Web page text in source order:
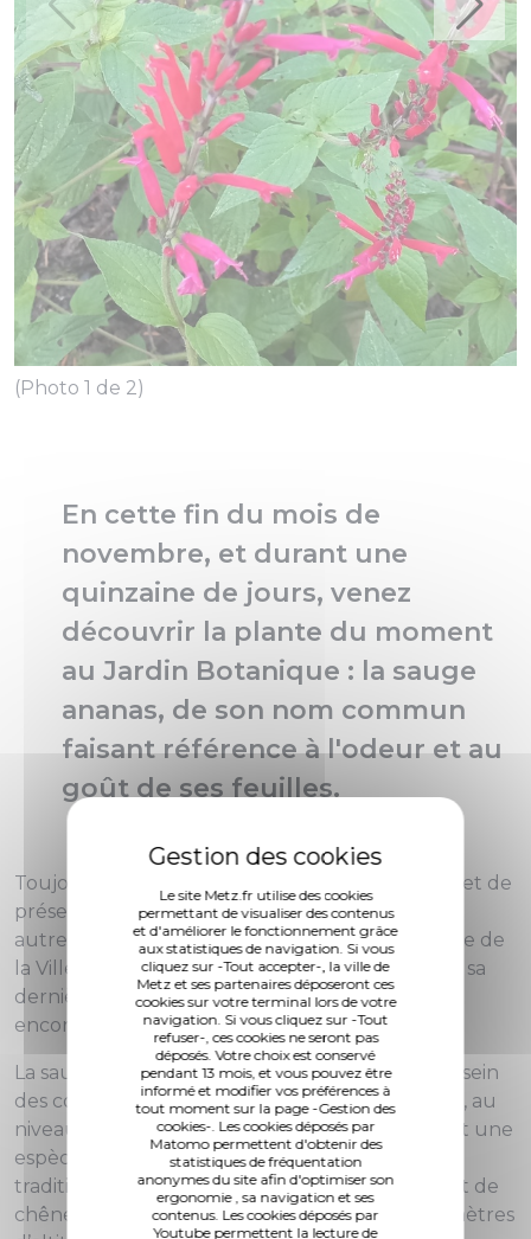
Le site Metz.fr utilise des cookies
permettant de visualiser des contenus
et d'améliorer le fonctionnement grâce
aux statistiques de navigation. Si vous
cliquez sur -Tout accepter-, la ville de
Metz et ses partenaires déposeront ces
cookies sur votre terminal lors de votre
navigation. Si vous cliquez sur -Tout
refuser-, ces cookies ne seront pas
déposés. Votre choix est conservé
pendant 13 mois, et vous pouvez être
informé et modifier vos préférences à
tout moment sur la page -Gestion des
cookies-. Les cookies déposés par
Matomo permettent d'obtenir des
statistiques de fréquentation
anonymes du site afin d'optimiser son
ergonomie , sa navigation et ses
contenus. Les cookies déposés par
Youtube permettent la lecture de
(Photo 1 de 2)
En cette fin du mois de
novembre, et durant une
quinzaine de jours, venez
découvrir la plante du moment
au Jardin Botanique : la sauge
ananas, de son nom commun
faisant référence à l'odeur et au
goût de ses feuilles.
Toujours à la pointe en matière de découverte et de
présentation de végétaux, plantes exotiques et
autres arbres remarquables, le Jardin Botanique de
la Ville de Metz vous propose de venir observer sa
dernière plante du moment : la sauge ananas,
encore appeléeSalvia elegans.
La sauge ananas est actuellement en fleurs au sein
des collections tempérées du Jardin Botanique, au
niveau du jardin des senteurs.Salvia elegans
est une
espèce endémique du Mexique. Elle pousse
traditionnellement en lisière de forêts de pins et de
chênes mésoaméricaines, entre 1800 et 2700 mètres